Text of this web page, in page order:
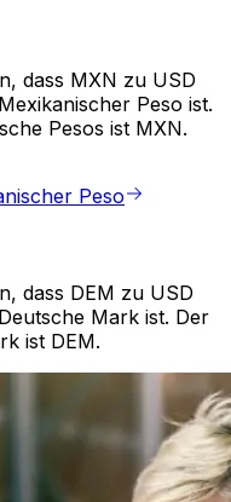
dass MXN zu USD
Peso ist.
Pesos ist MXN.
Peso
dass DEM zu USD
Mark ist. Der
ist DEM.